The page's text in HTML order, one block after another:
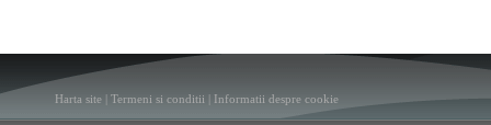
Harta site | Termeni si conditii | Informatii despre cookie